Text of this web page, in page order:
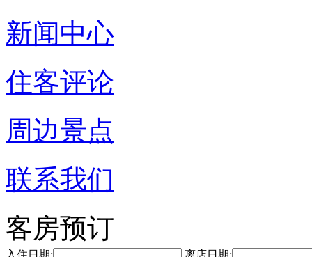
新闻中心
住客评论
周边景点
联系我们
客房预订
入住日期: 离店日期: